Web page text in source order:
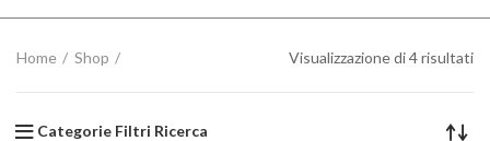
Home Shop Visualizzazione di 4 risultati
Categorie Filtri Ricerca